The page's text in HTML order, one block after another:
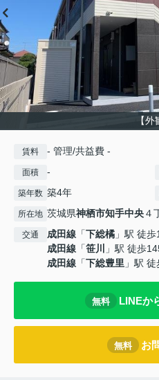
【外
賃料 - 管理/共益費 -
面積 -
築年数 築4年
所在地 茨城県神栖市知手中央４
交通 成田線 「下総橘 」駅 徒
成田線 「笹川
」駅 徒歩
成田線 「下総豊里 」駅
無料 LINEか
無料 お